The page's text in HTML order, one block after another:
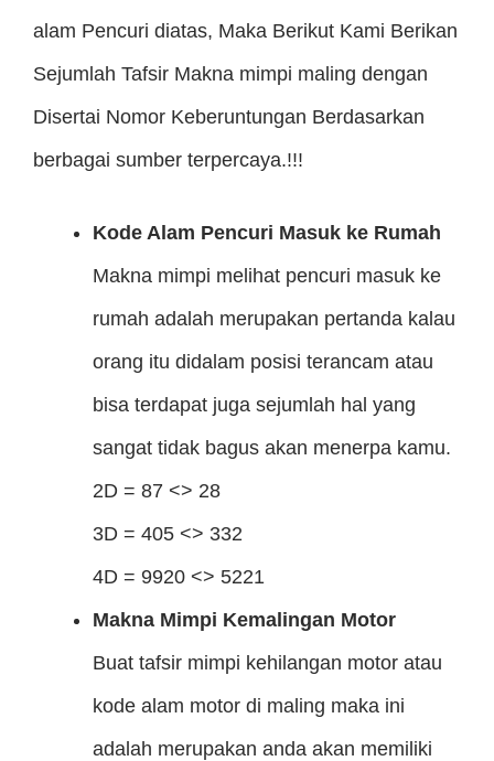
alam Pencuri diatas, Maka Berikut Kami Berikan
Sejumlah Tafsir Makna mimpi maling dengan
Disertai Nomor Keberuntungan Berdasarkan
berbagai sumber terpercaya.!!!
Kode Alam Pencuri Masuk ke Rumah
Makna mimpi melihat pencuri masuk ke
rumah adalah merupakan pertanda kalau
orang itu didalam posisi terancam atau
bisa terdapat juga sejumlah hal yang
sangat tidak bagus akan menerpa kamu.
2D = 87 <> 28
3D = 405 <> 332
4D = 9920 <> 5221
Makna Mimpi Kemalingan Motor
Buat tafsir mimpi kehilangan motor atau
kode alam motor di maling maka ini
adalah merupakan anda akan memiliki